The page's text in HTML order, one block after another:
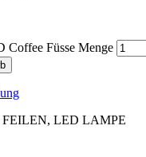
Coffee Füsse Menge
LED LAMPE